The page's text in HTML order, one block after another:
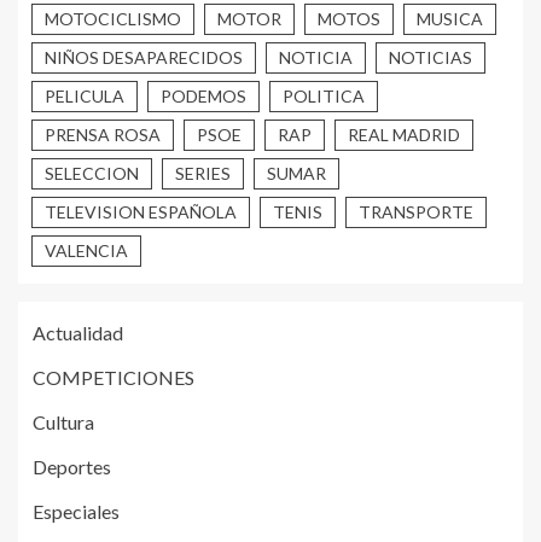
MOTOCICLISMO
MOTOR MOTOS
MUSICA
NIÑOS DESAPARECIDOS
NOTICIA
NOTICIAS
PELICULA
PODEMOS
POLITICA
PRENSA ROSA
PSOE RAP
REAL MADRID
SELECCION
SERIES
SUMAR
TELEVISION ESPAÑOLA
TENIS
TRANSPORTE
VALENCIA
Actualidad
COMPETICIONES
Cultura
Deportes
Especiales